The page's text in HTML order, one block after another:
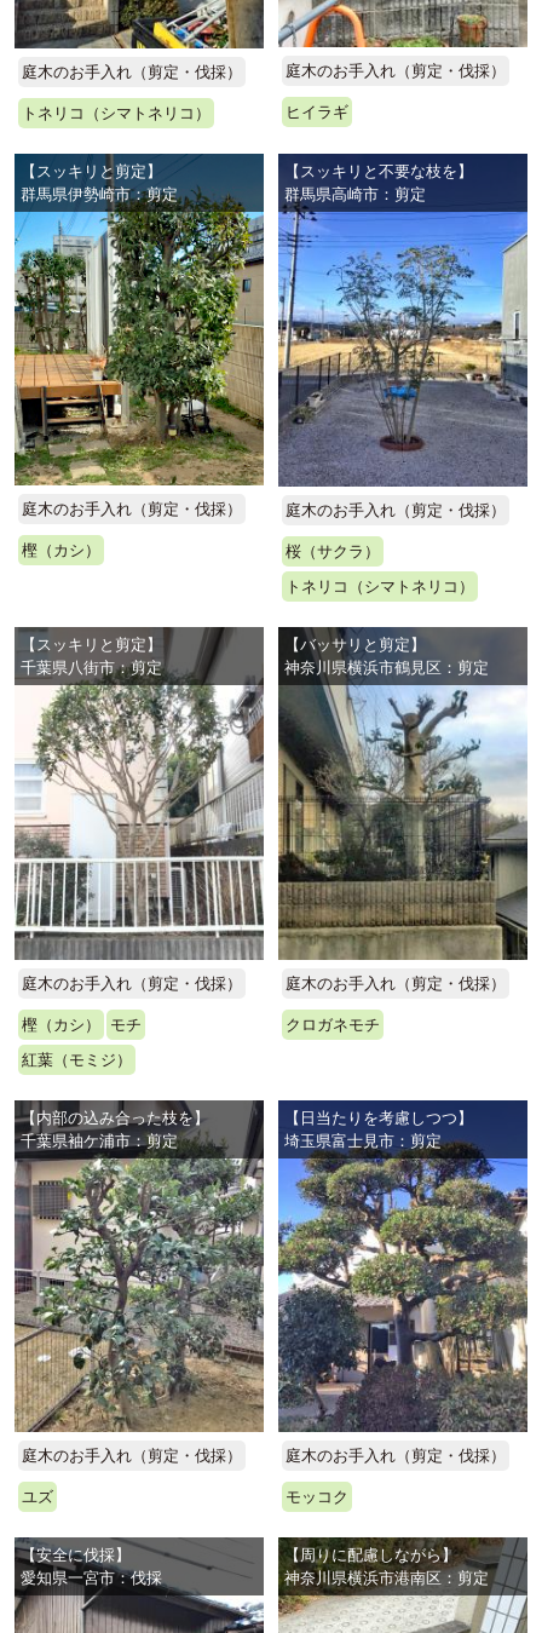
庭木のお手入れ（剪定・伐採）
トネリコ（シマトネリコ）
庭木のお手入れ（剪定・伐採）
ヒイラギ
【スッキリと剪定】
群馬県伊勢崎市：剪定
庭木のお手入れ（剪定・伐採）
樫（カシ）
【スッキリと不要な枝を】
群馬県高崎市：剪定
庭木のお手入れ（剪定・伐採）
桜（サクラ）
トネリコ（シマトネリコ）
【スッキリと剪定】
千葉県八街市：剪定
庭木のお手入れ（剪定・伐採）
樫（カシ）
モチ
紅葉（モミジ）
【バッサリと剪定】
神奈川県横浜市鶴見区：剪定
庭木のお手入れ（剪定・伐採）
クロガネモチ
【内部の込み合った枝を】
千葉県袖ケ浦市：剪定
庭木のお手入れ（剪定・伐採）
ユズ
【日当たりを考慮しつつ】
埼玉県富士見市：剪定
庭木のお手入れ（剪定・伐採）
モッコク
【安全に伐採】
愛知県一宮市：伐採
【周りに配慮しながら】
神奈川県横浜市港南区：剪定